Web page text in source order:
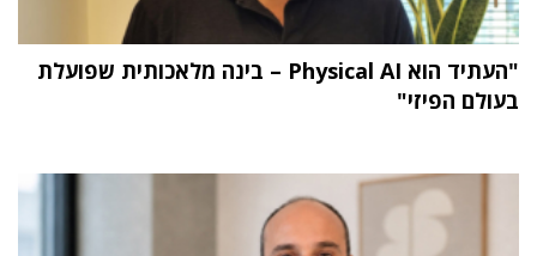
"העתיד הוא Physical AI – בינה מלאכותית שפועלת
בעולם הפיזי"